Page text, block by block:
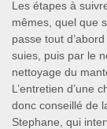
Les étapes à
mêmes, quel que
passe tout
suies, puis par le
nettoyage du
L’entretien d’une
donc conseillé de
Stephane, qui